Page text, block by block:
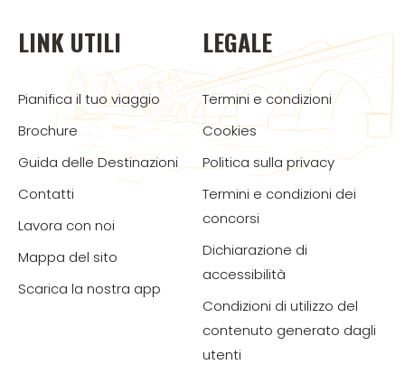
LINK UTILI
Pianifica il tuo viaggio
Brochure
Guida delle Destinazioni
Contatti
Lavora con noi
Mappa del sito
Scarica la nostra app
LEGALE
Termini e condizioni
Cookies
Politica sulla privacy
Termini e condizioni dei
concorsi
Dichiarazione di
accessibilità
Condizioni di utilizzo del
contenuto generato dagli
utenti